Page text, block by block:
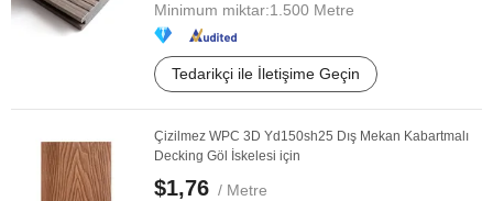
Minimum miktar:1.500 Metre
Tedarikçi ile İletişime Geçin
Çizilmez WPC 3D Yd150sh25 Dış Mekan Kabartmalı
Decking Göl İskelesi için
$1,76 / Metre